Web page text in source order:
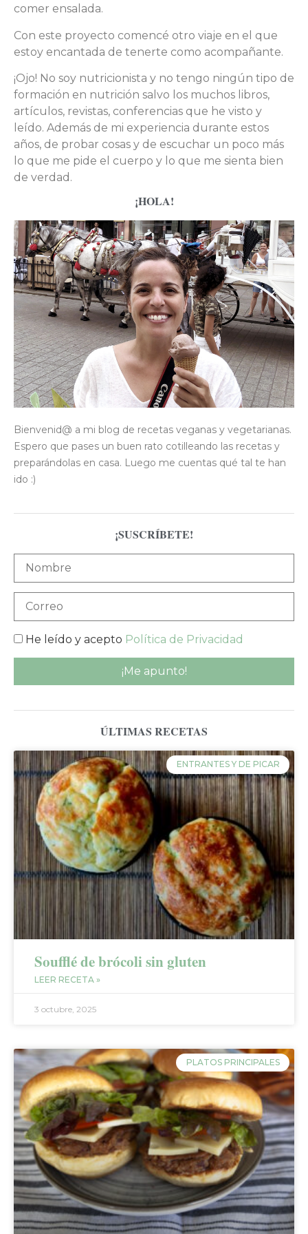
comer ensalada.
Con este proyecto comencé otro viaje en el que
estoy encantada de tenerte como acompañante.
¡Ojo! No soy nutricionista y no tengo ningún tipo de
formación en nutrición salvo los muchos libros,
artículos, revistas, conferencias que he visto y
leído. Además de mi experiencia durante estos
años, de probar cosas y de escuchar un poco más
lo que me pide el cuerpo y lo que me sienta bien
de verdad.
¡HOLA!
Bienvenid@ a mi blog de recetas veganas y vegetarianas.
Espero que pases un buen rato cotilleando las recetas y
preparándolas en casa. Luego me cuentas qué tal te han
ido :)
¡SUSCRÍBETE!
He leído y acepto Política de Privacidad
ÚLTIMAS RECETAS
ENTRANTES Y DE PICAR
Soufflé de brócoli sin gluten
LEER RECETA »
3 octubre, 2025
PLATOS PRINCIPALES